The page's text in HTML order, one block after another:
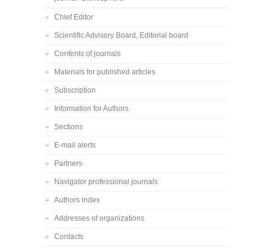
Chief Editor
Scientific Advisory Board, Editorial board
Contents of journals
Materials for published articles
Subscription
Information for Authors
Sections
E-mail alerts
Partners
Navigator professional journals
Authors index
Addresses of organizations
Contacts